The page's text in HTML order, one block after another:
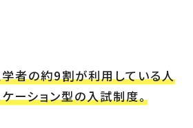
者の約9割が利用している人
ーション型の入試制度。